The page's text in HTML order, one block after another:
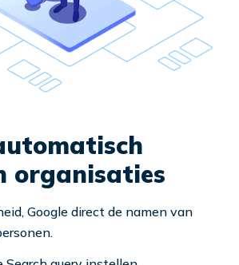
organisaties
Google direct de namen van